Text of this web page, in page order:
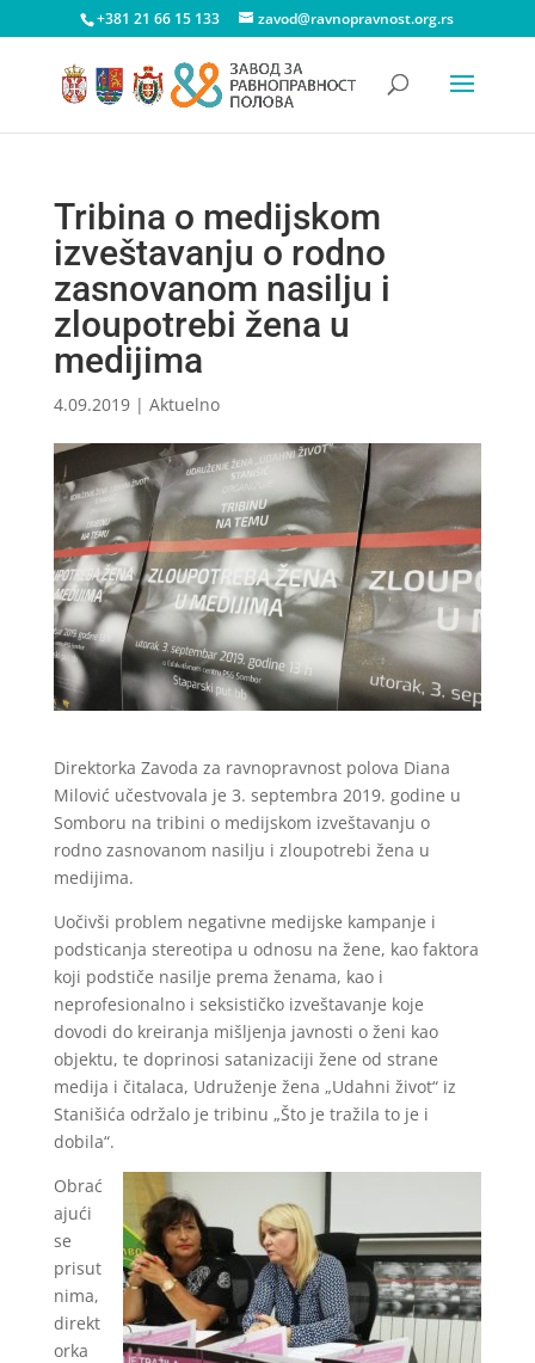
+381 21 66 15 133 zavod@ravnopravnost.org.rs
Tribina o medijskom
izveštavanju o rodno
zasnovanom nasilju i
zloupotrebi žena u
medijima
4.09.2019| Aktuelno
Direktorka Zavoda za ravnopravnost polova Diana
Milović učestvovala je 3. septembra 2019. godine u
Somboru na tribini o medijskom izveštavanju o
rodno zasnovanom nasilju i zloupotrebi žena u
medijima.
Uočivši problem negativne medijske kampanje i
podsticanja stereotipa u odnosu na žene, kao faktora
koji podstiče nasilje prema ženama, kao i
neprofesionalno i seksističko izveštavanje koje
dovodi do kreiranja mišljenja javnosti o ženi kao
objektu, te doprinosi satanizaciji žene od strane
medija i čitalaca, Udruženje žena „Udahni život“ iz
Stanišića održalo je tribinu „Što je tražila to je i
dobila“.
Obrać
ajući
se
prisut
nima,
direkt
orka